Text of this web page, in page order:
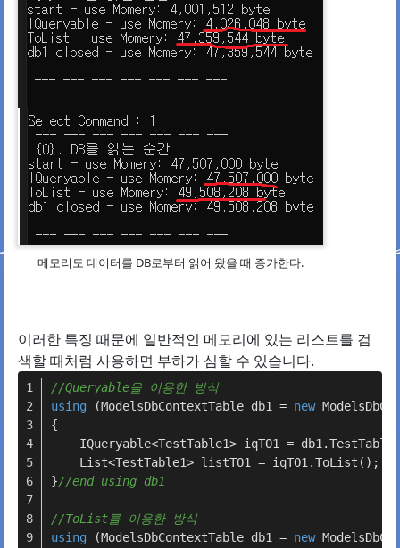
메모리도 데이터를 DB로부터 읽어 왔을 때 증가한다.
이러한 특징 때문에 일반적인 메모리에 있는 리스트를 검
색할 때처럼 사용하면 부하가 심할 수 있습니다.
//Queryable을 이용한 방식
using (ModelsDbContextTable db1 = new
{
IQueryable<TestTable1> iqTO1 =
    List<TestTable1> listTO1 = iqTO1.ToList();
}//end using db1
//ToList를 이용한 방식
using (ModelsDbContextTable db1 = new